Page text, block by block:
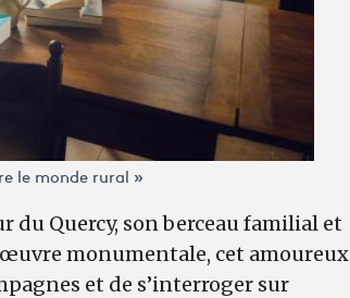
le monde rural »
du Quercy, son berceau familial et
monumentale, cet amoureux
et de s’interroger sur